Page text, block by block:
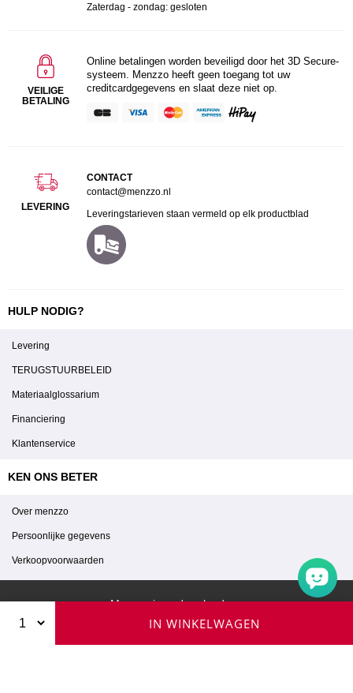
Zaterdag - zondag: gesloten
VEILIGE
BETALING
Online betalingen worden beveiligd door het 3D Secure-
systeem. Menzzo heeft geen toegang tot uw
creditcardgegevens en slaat deze niet op.
LEVERING
CONTACT
contact@menzzo.nl
Leveringstarieven staan vermeld op elk productblad
HULP NODIG?
Levering
TERUGSTUURBELEID
Materiaalglossarium
Financiering
Klantenservice
KEN ONS BETER
Over menzzo
Persoonlijke gegevens
Verkoopvoorwaarden
Menzzo in andere landen :
IN WINKELWAGEN